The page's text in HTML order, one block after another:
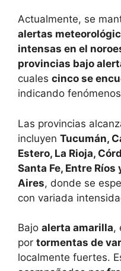
Actualmente, se
alertas
intensas en el
provincias bajo
cuales cinco se
indicando
Las provincias
incluyen Tucumán,
Estero, La Rioja,
Santa Fe, Entre
Aires, donde se
con variada
Bajo alerta amarilla,
por tormentas de
localmente fuertes.